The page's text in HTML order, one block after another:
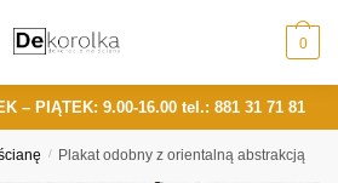
0
– PIĄTEK: 9.00-16.00 tel.: 881 31 71 81
/ Plakat odobny z orientalną abstrakcją